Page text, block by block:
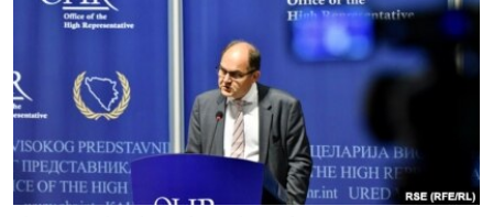
DNEVNO@RSE
SPECIJALI RSE
VIŠE OD NASLOVA
GENOCID U SREBRENICI
PRATITE NAS